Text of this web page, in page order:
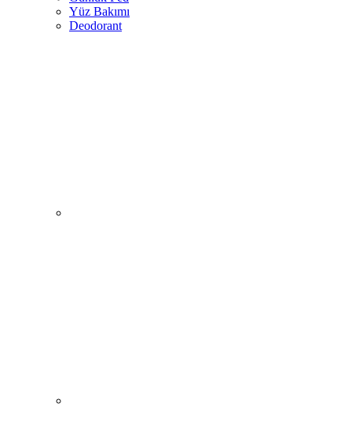
Yüz Bakımı
Deodorant